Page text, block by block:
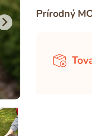
Prírodný